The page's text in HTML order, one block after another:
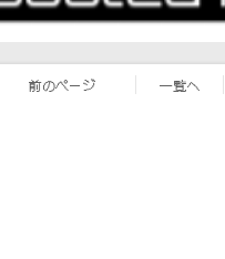
前のページ 一覧へ